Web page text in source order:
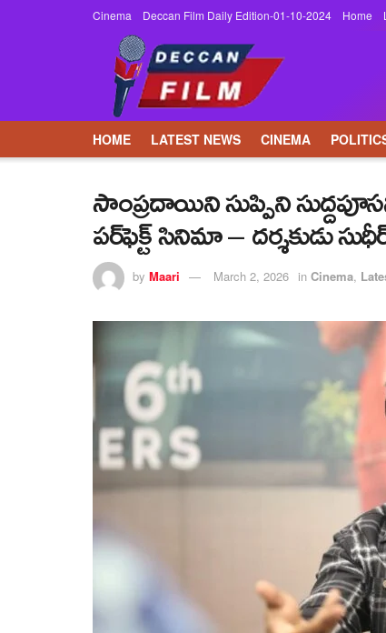
Cinema Deccan Film Daily Edition-01-10-2024 Home
HOME LATEST NEWS CINEMA
సాంప్రదాయిని సుప్పిని
పర్‌ఫెక్ట్‌ సినిమా – దర్శకుడు
by Maari March 2, 2026 in Cinema,